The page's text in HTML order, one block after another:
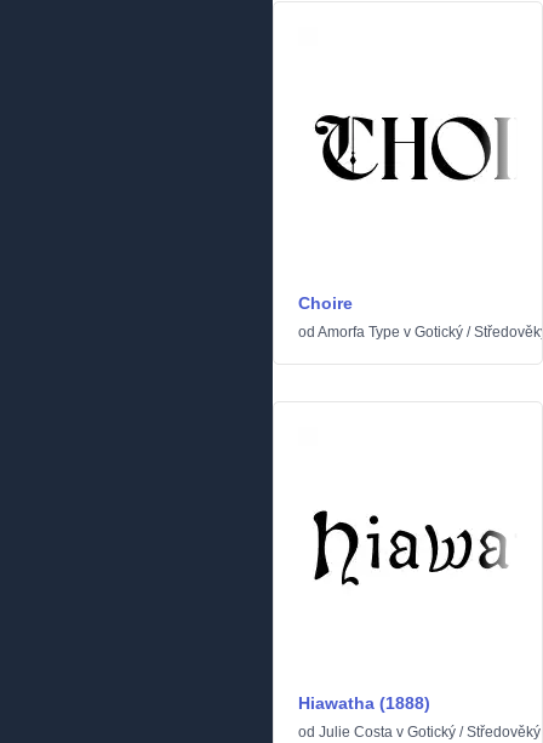
Choire
od Amorfa Type v Gotický /
Hiawatha (1888)
od Julie Costa v Gotický /Středověký